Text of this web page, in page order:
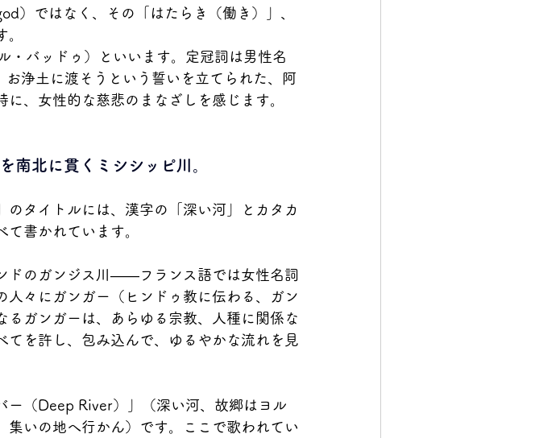
）ではなく、その「はたらき（働き）」、
バッドゥ）といいます。定冠詞は男性名
浄土に渡そうという誓いを立てられた、阿
、女性的な慈悲のまなざしを感じます。
南北に貫くミシシッピ川。
タイトルには、漢字の「深い河」とカタカ
書かれています。
ドのガンジス川――フランス語では女性名詞
々にガンガー（ヒンドゥ教に伝わる、ガン
ガンガーは、あらゆる宗教、人種に関係な
てを許し、包み込んで、ゆるやかな流れを見
（Deep River）」（深い河、故郷はヨル
いの地へ行かん）です。ここで歌われてい